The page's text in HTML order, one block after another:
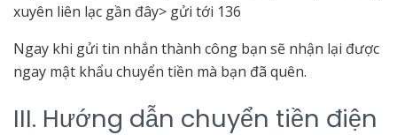
xuyên liên lạc gần đây> gửi tới 136
Ngay khi gửi tin nhắn thành công bạn sẽ nhận lại được
ngay mật khẩu chuyển tiền mà bạn đã quên.
III. Hướng dẫn chuyển tiền điện